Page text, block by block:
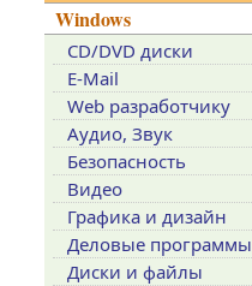
Windows
CD/DVD диски
E-Mail
Web разработчику
Аудио, Звук
Безопасность
Видео
Графика и дизайн
Деловые программы
Диски и файлы